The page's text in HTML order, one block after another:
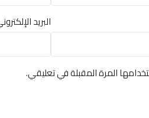
البريد
المرة المقبلة في تعليقي.